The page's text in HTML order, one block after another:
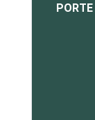
PORTE